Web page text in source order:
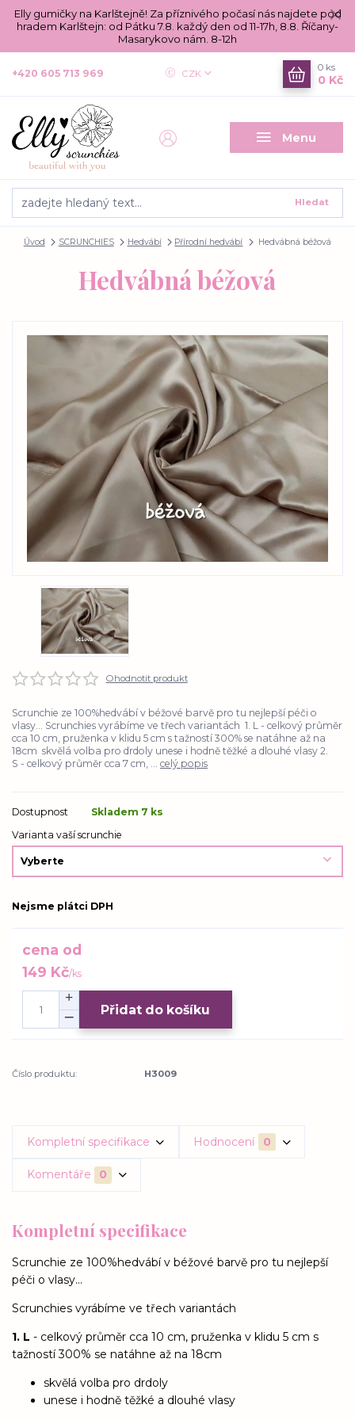
Elly gumičky na Karlštejně! Za příznivého počasí nás najdete pod
hradem Karlštejn: od Pátku 7.8. každý den od 11-17h, 8.8. Říčany-
Masarykovo nám. 8-12h
Menu
CZK
Hledat
+420 605 713 969
0 ks
0 Kč
Úvod SCRUNCHIES Hedvábí Přírodní hedvábí Hedvábná béžová
Hedvábná béžová
Ohodnotit produkt
Scrunchie ze 100%hedvábí v béžové barvě pro tu nejlepší péči o
vlasy... Scrunchies vyrábíme ve třech variantách 1. L - celkový průměr
cca 10 cm, pruženka v klidu 5 cm s tažností 300% se natáhne až na
18cm skvělá volba pro drdoly unese i hodně těžké a dlouhé vlasy 2.
S - celkový průměr cca 7 cm, ... celý popis
Dostupnost
Skladem 7 ks
Varianta vaší scrunchie
Nejsme plátci DPH
cena od
149 Kč/ks
Přidat do košíku
Číslo produktu: H3009
Kompletní specifikace Hodnocení 0
Komentáře 0
Kompletní specifikace
Scrunchie ze 100%hedvábí v béžové barvě pro tu nejlepší
péči o vlasy...
Scrunchies vyrábíme ve třech variantách
1. L - celkový průměr cca 10 cm, pruženka v klidu 5 cm s
tažností 300% se natáhne až na 18cm
skvělá volba pro drdoly
unese i hodně těžké a dlouhé vlasy